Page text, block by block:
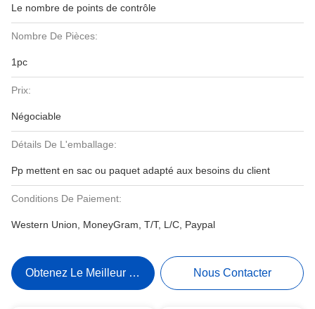
Le nombre de points de contrôle
Nombre De Pièces:
1pc
Prix:
Négociable
Détails De L'emballage:
Pp mettent en sac ou paquet adapté aux besoins du client
Conditions De Paiement:
Western Union, MoneyGram, T/T, L/C, Paypal
Obtenez Le Meilleur Prix Nous Contacter